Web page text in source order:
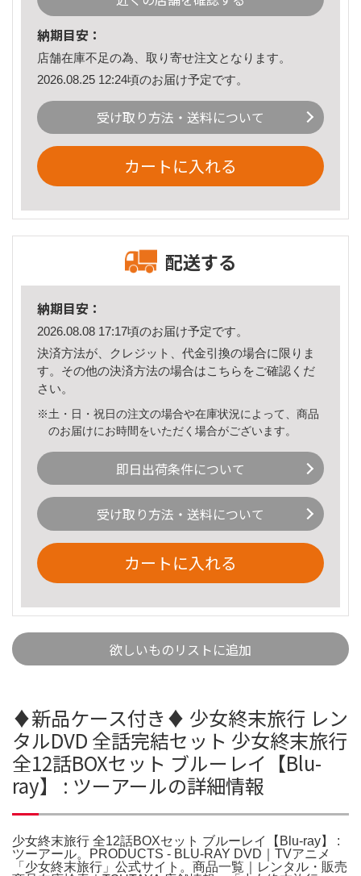
納期目安：
店舗在庫不足の為、取り寄せ注文となります。
2026.08.25 12:24頃のお届け予定です。
受け取り方法・送料について
カートに入れる
配送する
納期目安：
2026.08.08 17:17頃のお届け予定です。
決済方法が、クレジット、代金引換の場合に限りま
す。その他の決済方法の場合はこちら をご確認くだ
さい。
※土・日・祝日の注文の場合や在庫状況によって、商品
のお届けにお時間をいただく場合がございます。
即日出荷条件について
受け取り方法・送料について
カートに入れる
欲しいものリストに追加
♦︎新品ケース付き♦︎ 少女終末旅行 レン
タルDVD 全話完結セット 少女終末旅行
全12話BOXセット ブルーレイ【Blu-
ray】 : ツーアールの詳細情報
少女終末旅行 全12話BOXセット ブルーレイ【Blu-ray】 :
ツーアール。PRODUCTS - BLU-RAY DVD｜TVアニメ
「少女終末旅行」公式サイト。商品一覧｜レンタル・販売